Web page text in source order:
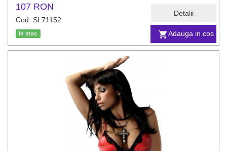
Adauga in cos
Detalii
107 RON
Cod: SL71152
In stoc